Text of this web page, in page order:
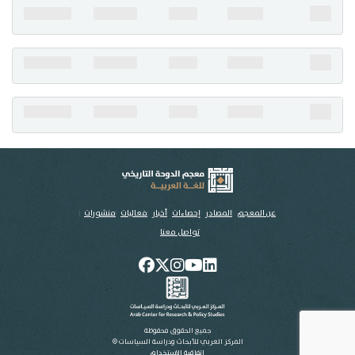
عن المعجم المصادر إحصاءات أخبار فعاليات منشورات
تواصل معنا
جميع الحقوق محفوظة
المركز العربي للأبحاث ودراسة السياسات ©